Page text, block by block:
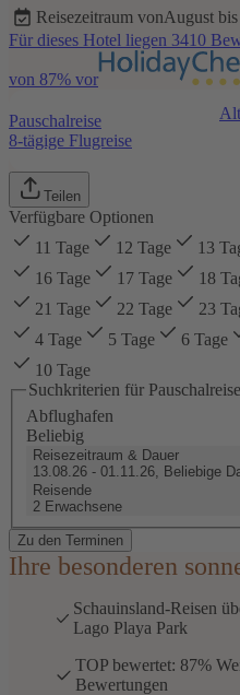
Reisezeitraum vonAugust
Für dieses Hotel liegen 3410
von 87% vor
Pauschalreise
8-tägige Flugreise
Teilen
Verfügbare Optionen
11 Tage
12 Tage 13
16 Tage
17 Tage 18
21 Tage
22 Tage 23
4 Tage
5 Tage 6 Tage
10 Tage
Suchkriterien für
Abflughafen
Beliebig
Reisezeitraum & Dauer
13.08.26 - 01.11.26, Beliebige
Reisende
2 Erwachsene
Zu den Terminen
Ihre besonderen
Schauinsland-Reisen
Lago Playa Park
TOP bewertet: 87%
Bewertungen